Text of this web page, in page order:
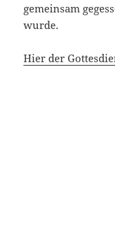
gemeinsam
wurde.
Hier der